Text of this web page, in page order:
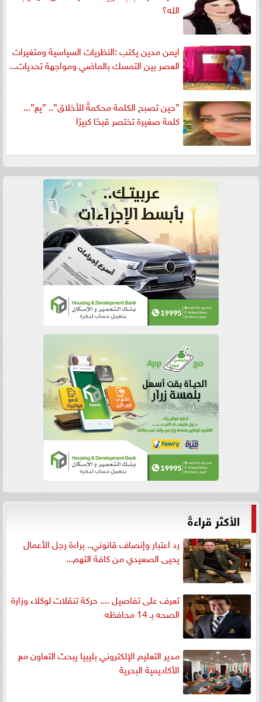
الله؟
ايمن مدين يكتب :النظريات السياسية ومتغيرات
العصر بين التمسك بالماضي ومواجهة تحديات...
”حين تصبح الكلمة محكمةً للأخلاق”.. ”يع”...
كلمة صغيرة تختصر قبحًا كبيرًا
الأكثر قراءةً
رد اعتبار وإنصاف قانوني.. براءة رجل الأعمال
يحيى الصعيدي من كافة التهم...
تعرف على تفاصيل .... حركة تنقلات لوكلاء وزارة
الصحه بـ 14 محافظه
مدير التعليم الإلكتروني بليبيا يبحث التعاون مع
الأكاديمية البحرية